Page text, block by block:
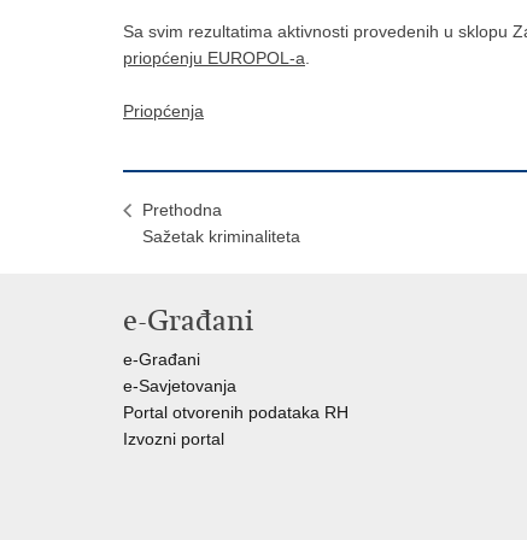
Sa svim rezultatima aktivnosti provedenih u sklopu
priopćenju EUROPOL-a
Priopćenja
Prethodna
Sažetak kriminaliteta
e-Građani
e-Građani
e-Savjetovanja
Portal otvorenih podataka RH
Izvozni portal